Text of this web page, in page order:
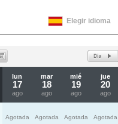
Elegir idioma
lun
17
ago
mar
18
ago
mié
19
ago
jue
20
ago
Agotada Agotada Agotada Agotada